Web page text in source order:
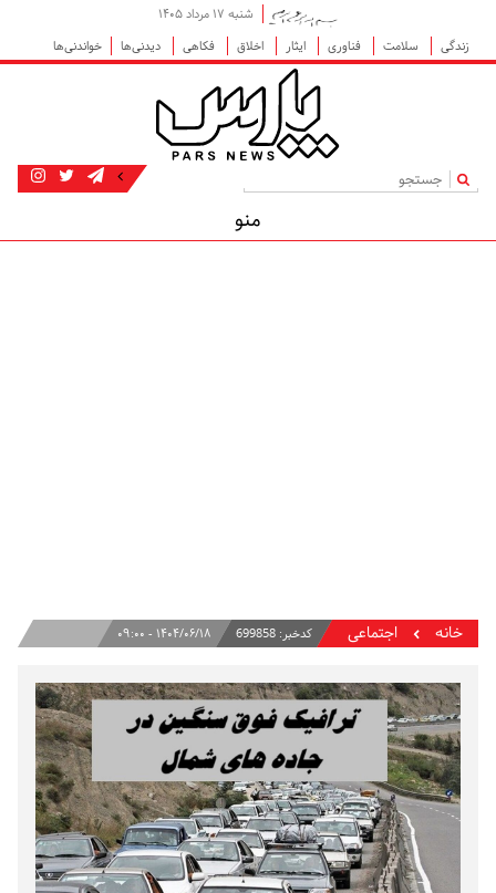
شنبه ۱۷ مرداد ۱۴۰۵
زندگی
سلامت فناوری ایثار اخلاق فکاهی دیدنی‌ها خواندنی‌ها
|
منو
خانه اجتماعی کدخبر:699858 ۱۴۰۴/۰۶/۱۸ - ۰۹:۰۰